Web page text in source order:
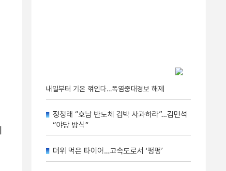
내일부터 기온 꺾인다…폭염중대경보 해제
정청래 “호남 반도체 겁박 사과하라”…김민석
“야당 방식”
더위 먹은 타이어…고속도로서 ‘펑펑’